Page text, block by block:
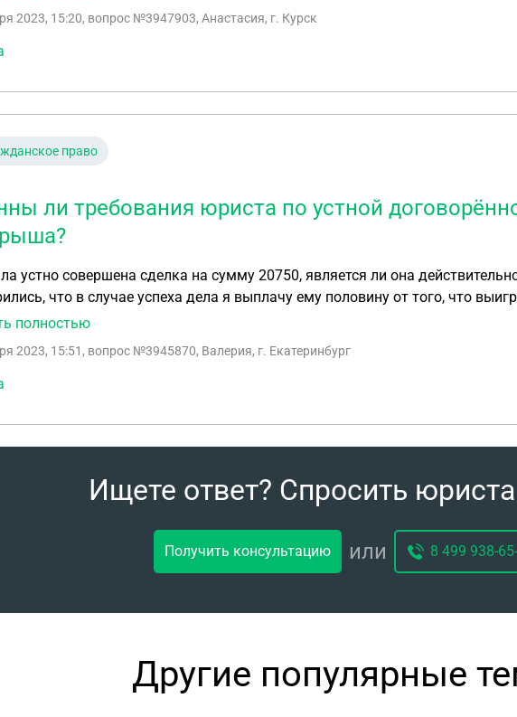
2023, 15:20, вопрос №3947903, Анастасия, г. Курск
право
ли требования юриста по устной
совершена сделка на сумму 20750, является ли она действительной? Добрый день! Мы с
что в случае успеха дела я выплачу ему половину от того, что
не хотела платить по причине некачественного выполнения услуги
не выплачу. Я оплачивала написание юристом претензии и иска, в
ничего по факту не сделал. Законны ли его требования?
полностью
2023, 15:51 , вопрос №3945870, Валерия, г. Екатеринбург
Ищете ответ? Спросить
Получить консультацию или 8 499 938-
Другие популярные